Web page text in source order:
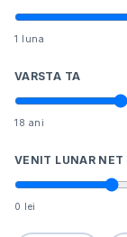
1 luna
VARSTA TA
18 ani
VENIT LUNAR NET
0 lei